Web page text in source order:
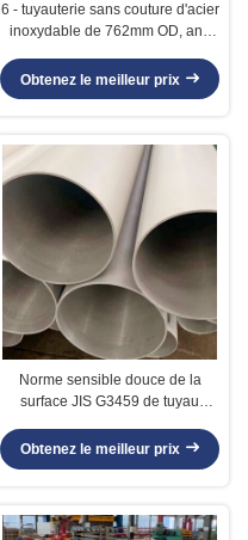
6 - tuyauterie sans couture d'acier
inoxydable de 762mm OD, anti
corrosion solides solubles
Obtenez le meilleur prix
Norme sensible douce de la
surface JIS G3459 de tuyau
commande de longueur
Obtenez le meilleur prix